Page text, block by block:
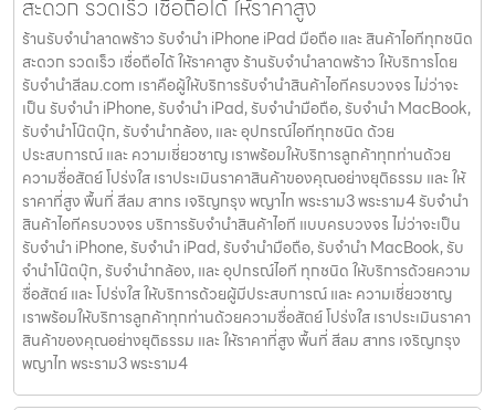
สะดวก รวดเร็ว เชื่อถือได้ ให้ราคาสูง
ร้านรับจำนำลาดพร้าว รับจำนำ iPhone iPad มือถือ และ สินค้าไอทีทุกชนิด
สะดวก รวดเร็ว เชื่อถือได้ ให้ราคาสูง ร้านรับจำนำลาดพร้าว ให้บริการโดย
รับจํานําสีลม.com เราคือผู้ให้บริการรับจำนำสินค้าไอทีครบวงจร ไม่ว่าจะ
เป็น รับจำนำ iPhone, รับจำนำ iPad, รับจำนำมือถือ, รับจำนำ MacBook,
รับจำนำโน๊ตบุ๊ก, รับจำนำกล้อง, และ อุปกรณ์ไอทีทุกชนิด ด้วย
ประสบการณ์ และ ความเชี่ยวชาญ เราพร้อมให้บริการลูกค้าทุกท่านด้วย
ความซื่อสัตย์ โปร่งใส เราประเมินราคาสินค้าของคุณอย่างยุติธรรม และ ให้
ราคาที่สูง พื้นที่ สีลม สาทร เจริญกรุง พญาไท พระราม3 พระราม4 รับจำนำ
สินค้าไอทีครบวงจร บริการรับจำนำสินค้าไอที แบบครบวงจร ไม่ว่าจะเป็น
รับจำนำ iPhone, รับจำนำ iPad, รับจำนำมือถือ, รับจำนำ MacBook, รับ
จำนำโน๊ตบุ๊ก, รับจำนำกล้อง, และ อุปกรณ์ไอที ทุกชนิด ให้บริการด้วยความ
ซื่อสัตย์ และ โปร่งใส ให้บริการด้วยผู้มีประสบการณ์ และ ความเชี่ยวชาญ
เราพร้อมให้บริการลูกค้าทุกท่านด้วยความซื่อสัตย์ โปร่งใส เราประเมินราคา
สินค้าของคุณอย่างยุติธรรม และ ให้ราคาที่สูง พื้นที่ สีลม สาทร เจริญกรุง
พญาไท พระราม3 พระราม4